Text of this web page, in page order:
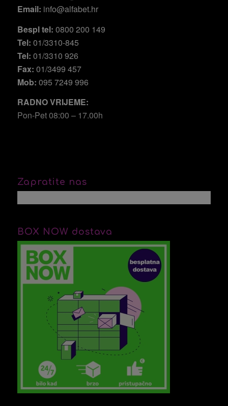
Email: info@alfabet.hr
Bespl tel: 0800 200 149
Tel: 01/3310-845
Tel: 01/3310 926
Fax: 01/3499 457
Mob: 095 7249 996
RADNO VRIJEME:
Pon-Pet 08:00 – 17.00h
Zapratite nas
BOX NOW dostava